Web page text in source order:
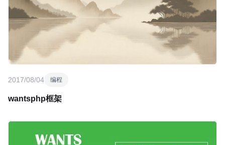
2017/08/04 编程
wantsphp框架